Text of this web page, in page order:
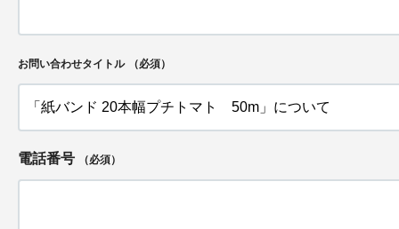
お問い合わせタイトル （必須）
電話番号 （必須）